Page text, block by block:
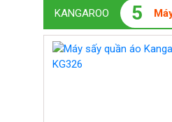
KANGAROO 5